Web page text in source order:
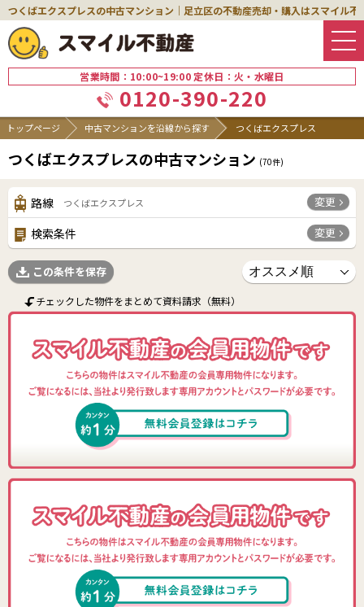
つくばエクスプレスの中古マンション｜足立区の不動産売却・購入はスマイル不
営業時間：10:00~19:00 定休日：火・水曜日
0120-390-220
トップページ 中古マンションを沿線から探す つくばエクスプレス
つくばエクスプレスの中古マンション (70件)
路線 つくばエクスプレス 変更
検索条件 変更
この条件を保存
チェックした物件をまとめて資料請求（無料）